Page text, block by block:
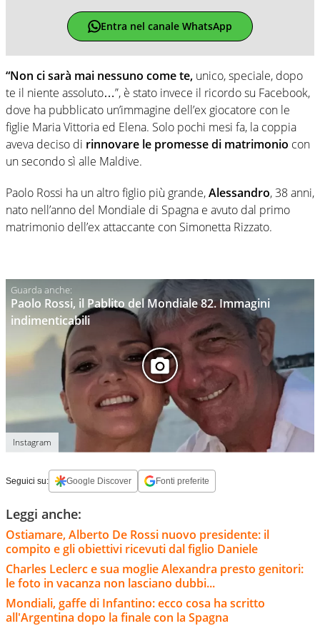
Entra nel canale WhatsApp
“Non ci sarà mai nessuno come te, unico, speciale, dopo
te il niente assoluto…”, è stato invece il ricordo su Facebook,
dove ha pubblicato un’immagine dell’ex giocatore con le
figlie Maria Vittoria ed Elena. Solo pochi mesi fa, la coppia
aveva deciso di rinnovare le promesse di matrimonio con
un secondo sì alle Maldive.
Paolo Rossi ha un altro figlio più grande,Alessandro, 38 anni,
nato nell’anno del Mondiale di Spagna e avuto dal primo
matrimonio dell’ex attaccante con Simonetta Rizzato.
Paolo Rossi, il Pablito del Mondiale 82. Immagini
indimenticabili
Instagram
Seguici su: Google Discover Fonti preferite
Leggi anche:
Ostiamare, Alberto De Rossi nuovo presidente: il
compito e gli obiettivi ricevuti dal figlio Daniele
Charles Leclerc e sua moglie Alexandra presto genitori:
le foto in vacanza non lasciano dubbi...
Mondiali, gaffe di Infantino: ecco cosa ha scritto
all'Argentina dopo la finale con la Spagna